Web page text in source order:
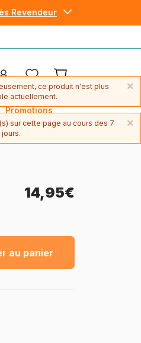
Revendeur
Promotions
14,95€
au panier
×
ce produit n'est plus
actuellement.
×
sur cette page au cours des 7